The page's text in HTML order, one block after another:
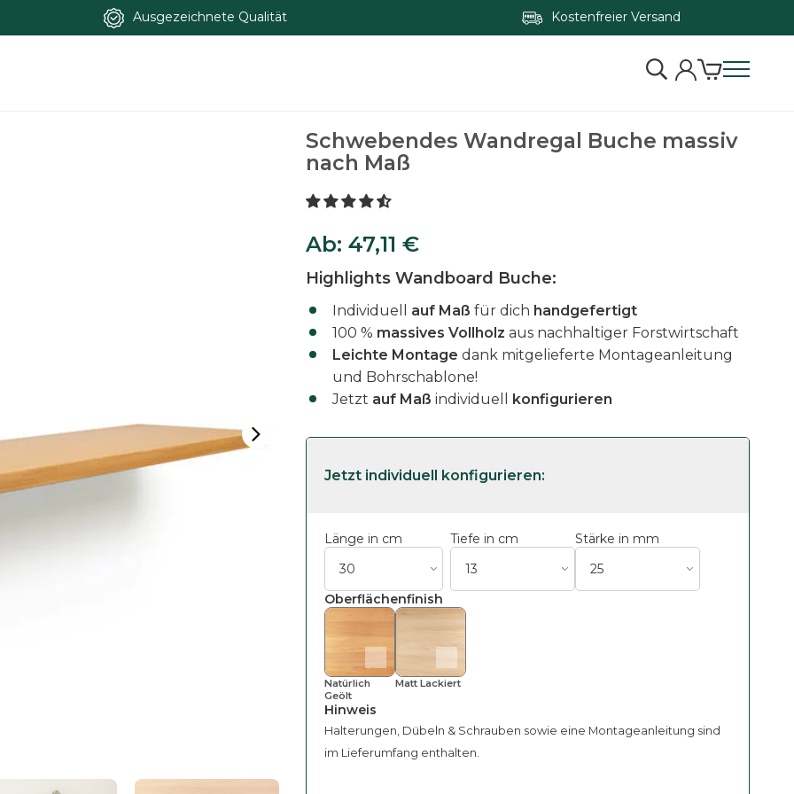
Ausgezeichnete Qualität Kostenfreier Versand
massiv nach Maß Zum Konfigurator springen
Schwebendes Wandregal Buche massiv
nach Maß
Ab:47,11€
Highlights Wandboard Buche:
Individuell auf Maß für dich handgefertigt
100 % massives Vollholz aus nachhaltiger Forstwirtschaft
Leichte Montage dank mitgelieferte Montageanleitung
und Bohrschablone!
Jetzt auf Maß individuell konfigurieren
Länge in cm Tiefe in cm Stärke in mm
Oberflächenfinish
Natürlich
Geölt
Matt Lackiert
Hinweis
Halterungen, Dübeln & Schrauben sowie eine Montageanleitung sind
im Lieferumfang enthalten.